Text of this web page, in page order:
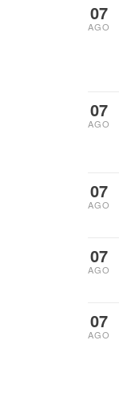
07
AGO
07
AGO
07
AGO
07
AGO
07
AGO